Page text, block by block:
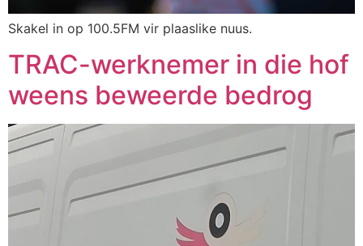
Skakel in op 100.5FM vir plaaslike nuus.
TRAC-werknemer in die hof
weens beweerde bedrog